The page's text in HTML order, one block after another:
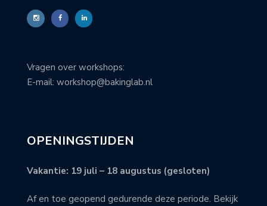
Vragen over workshops:
E-mail: workshop@bakinglab.nl
OPENINGSTIJDEN
Vakantie: 19 juli – 18 augustus (gesloten)
Af en toe geopend gedurende deze periode. Bekijk